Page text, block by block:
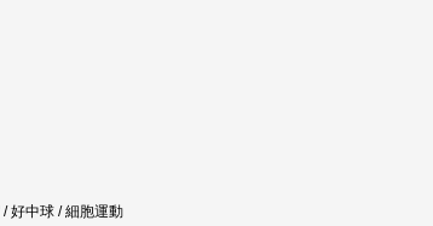
好中球 / 細胞運動